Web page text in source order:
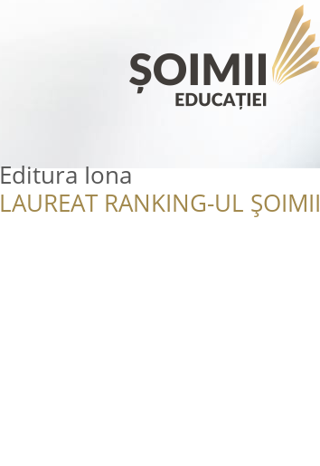
Editura Iona
LAUREAT RANKING-UL ȘOIMII